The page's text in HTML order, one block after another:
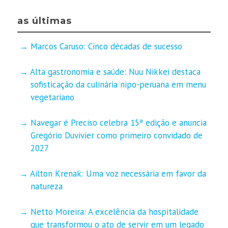
as últimas
Marcos Caruso: Cinco décadas de sucesso
Alta gastronomia e saúde: Nuu Nikkei destaca
sofisticação da culinária nipo-peruana em menu
vegetariano
Navegar é Preciso celebra 15ª edição e anuncia
Gregório Duvivier como primeiro convidado de
2027
Ailton Krenak: Uma voz necessária em favor da
natureza
Netto Moreira: A excelência da hospitalidade
que transformou o ato de servir em um legado